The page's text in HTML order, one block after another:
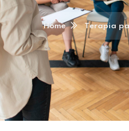
Home Terapia